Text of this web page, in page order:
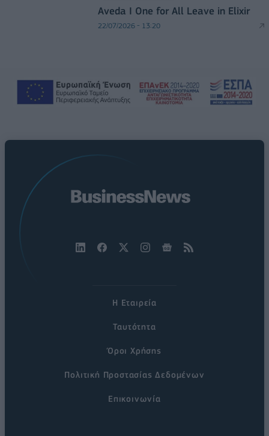
Aveda I One for All Leave in Elixir
22/07/2026 - 13:20
Η Εταιρεία
Ταυτότητα
Όροι Χρήσης
Πολιτική Προστασίας Δεδομένων
Επικοινωνία